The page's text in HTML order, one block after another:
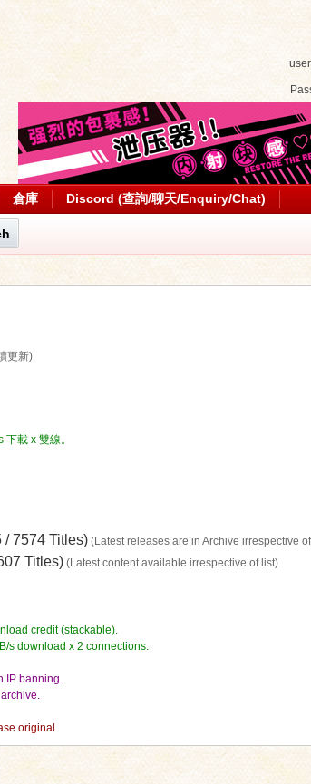
倉庫 Discord (查詢/聊天/Enquiry/Chat)
更新)
載 x 雙線。
/ 7574 Titles) (Latest releases are in Archive irrespective
Titles) (Latest content available irrespective of list)
credit (stackable).
s download x 2 connections.
IP banning.
original